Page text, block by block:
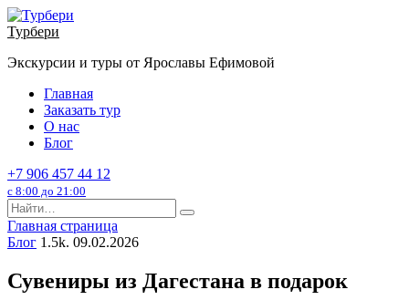
Перейти
к
Турбери
Экскурсии и туры от Ярославы Ефимовой
Главная
Заказать тур
О нас
Блог
+7 906 457 44 12
с 8:00 до 21:00
Search
for:
Главная страница
Блог 1.5k. 09.02.2026
Сувениры из Дагестана в подарок